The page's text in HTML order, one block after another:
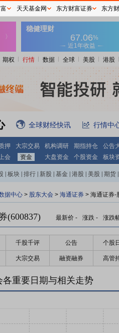
期权 行情 数据 全球 美股 港股
全球财经快讯 行情中
押 大宗交易 机构调研 期指持仓
公告
会 资金 大盘资金 个股资金 板块
板块 排行 新股 基金 港股 美股 期货
据中心 > 股东大会 > 海通证券 > 海通证券-
(600837) 最新价 - 涨跌 - 涨跌
千股千评 公告 个股
大宗交易 融资融券 高管
各重要日期与相关走势
天天基金网 东方财富证券 东方